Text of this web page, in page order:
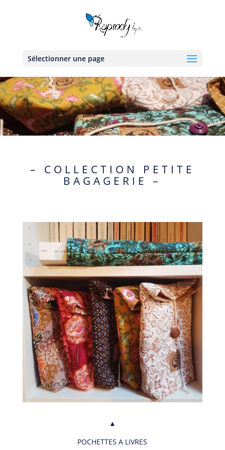
Sélectionner une page
– COLLECTION PETITE
BAGAGERIE –
▲
POCHETTES A LIVRES